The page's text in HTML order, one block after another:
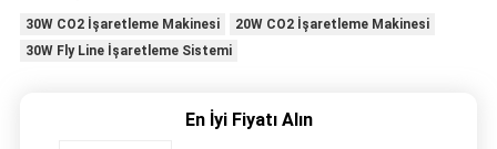
30W CO2 İşaretleme Makinesi
20W CO2 İşaretleme Makinesi
30W Fly Line İşaretleme Sistemi
En İyi Fiyatı Alın